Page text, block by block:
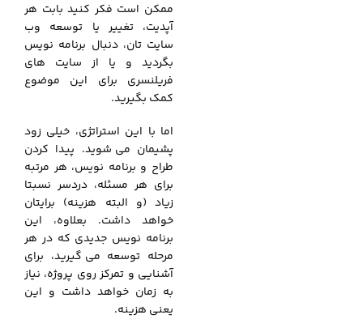
ممکن است فکر کنید بابت هر
آپدیت، تغییر یا توسعه وب
سایت تان، دنبال برنامه نویس
بگردید و یا از سایت های
فریلنسری برای این موضوع
کمک بگیرید.
اما با این استراتژی، خیلی زود
پشیمان می‌ شوید. پیدا کردن
طراح و برنامه نویس، هر مرتبه
برای هر مسئله، دردسر نسبتا
زیاد (و البته هزینه) برایتان
خواهد داشت. بعلاوه، این
برنامه نویس جدیدی که در هر
مرحله توسعه می‌ گیرید، برای
آشنایی و تمرکز روی پروژه، نیاز
به زمان خواهد داشت و این
یعنی هزینه.